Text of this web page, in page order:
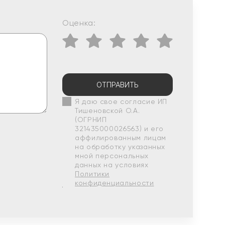
Оценка:
ОТПРАВИТЬ
Я даю свое согласие ИП
Тишеновской О.А.
(ОГРНИП
321435000026563) и его
аффилированным лицам
на обработку указанных
мной персональных
данных на условиях
Политики
конфиденциальности